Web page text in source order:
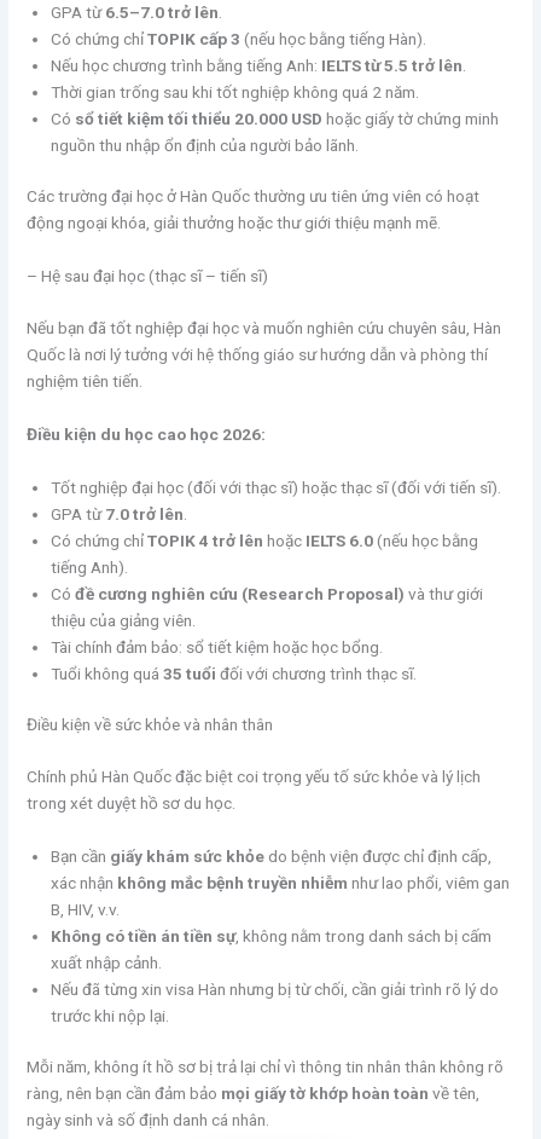
GPA từ6.5–7.0 trở lên
Có chứng chỉTOPIK cấp 3 (nếu học bằng tiếng Hàn).
Nếu học chương trình bằng tiếng Anh: IELTS từ 5.5 trở lên
Thời gian trống sau khi tốt nghiệp không quá 2 năm.
Có sổ tiết kiệm tối thiểu 20.000 USD hoặc giấy tờ chứng minh
nguồn thu nhập ổn định của người bảo lãnh.
Các trường đại học ở Hàn Quốc thường ưu tiên ứng viên có hoạt
động ngoại khóa, giải thưởng hoặc thư giới thiệu mạnh mẽ.
– Hệ sau đại học (thạc sĩ – tiến sĩ)
Nếu bạn đã tốt nghiệp đại học và muốn nghiên cứu chuyên sâu, Hàn
Quốc là nơi lý tưởng với hệ thống giáo sư hướng dẫn và phòng thí
nghiệm tiên tiến.
Điều kiện du học cao học 2026:
Tốt nghiệp đại học (đối với thạc sĩ) hoặc thạc sĩ (đối với tiến sĩ).
GPA từ7.0 trở lên
Có chứng chỉTOPIK 4 trở lên hoặc IELTS 6.0 (nếu học bằng
tiếng Anh).
Cóđề cương nghiên cứu (Research Proposal) và thư giới
thiệu của giảng viên.
Tài chính đảm bảo: sổ tiết kiệm hoặc học bổng.
Tuổi không quá35 tuổi đối với chương trình thạc sĩ.
Điều kiện về sức khỏe và nhân thân
Chính phủ Hàn Quốc đặc biệt coi trọng yếu tố sức khỏe và lý lịch
trong xét duyệt hồ sơ du học.
Bạn cần giấy khám sức khỏe do bệnh viện được chỉ định cấp,
xác nhận không mắc bệnh truyền nhiễm như lao phổi, viêm gan
B, HIV, v.v.
Không có tiền án tiền sự, không nằm trong danh sách bị cấm
xuất nhập cảnh.
Nếu đã từng xin visa Hàn nhưng bị từ chối, cần giải trình rõ lý do
trước khi nộp lại.
Mỗi năm, không ít hồ sơ bị trả lại chỉ vì thông tin nhân thân không rõ
ràng, nên bạn cần đảm bảo mọi giấy tờ khớp hoàn toàn về tên,
ngày sinh và số định danh cá nhân.